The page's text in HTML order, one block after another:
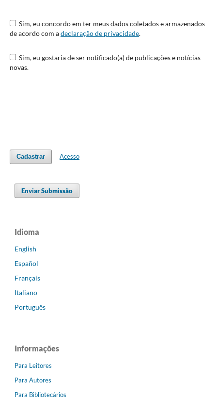
Sim, eu concordo em ter meus dados coletados e armazenados
de acordo com adeclaração de privacidade.
Sim, eu gostaria de ser notificado(a) de publicações e notícias
novas.
Cadastrar Acesso
Enviar Submissão
Idioma
English
Español
Français
Italiano
Português
Informações
Para Leitores
Para Autores
Para Bibliotecários